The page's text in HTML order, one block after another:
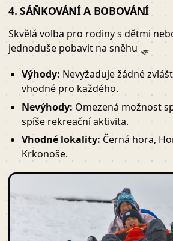
4. SÁŇKOVÁNÍ A BOBOVÁNÍ
Skvělá volba pro rodiny s dětmi
jednoduše pobavit na sněhu 🛷
Výhody: Nevyžaduje žádné
vhodné pro každého.
Nevýhody:Omezená možnost
spíše rekreační aktivita.
Vhodné lokality: Černá hora,
Krkonoše.